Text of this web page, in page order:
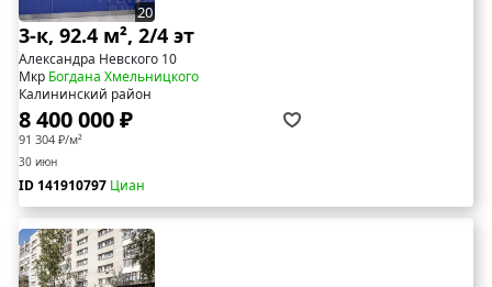
20
3-к, 92.4 м², 2/4 эт
Александра Невского 10
Мкр Богдана Хмельницкого
Калининский район
8 400 000 ₽
91 304 ₽/м²
30 июн
ID 141910797 Циан